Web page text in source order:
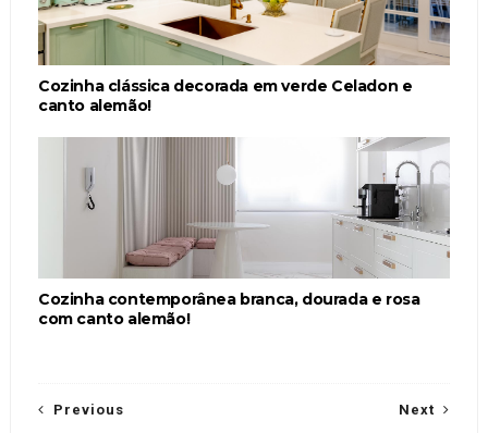
Cozinha clássica decorada em verde Celadon e
canto alemão!
Cozinha contemporânea branca, dourada e rosa
com canto alemão!
Next
Previous